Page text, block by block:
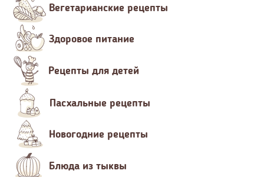
Вегетарианские рецепты
Здоровое питание
Рецепты для детей
Пасхальные рецепты
Новогодние рецепты
Блюда из тыквы